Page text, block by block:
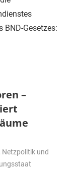
BND-Gesetzes:
–
Netzpolitik und